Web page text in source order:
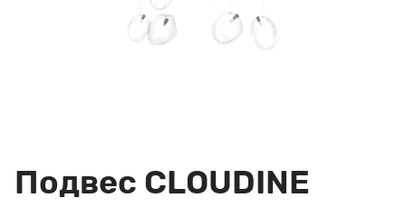
Подвес CLOUDINE